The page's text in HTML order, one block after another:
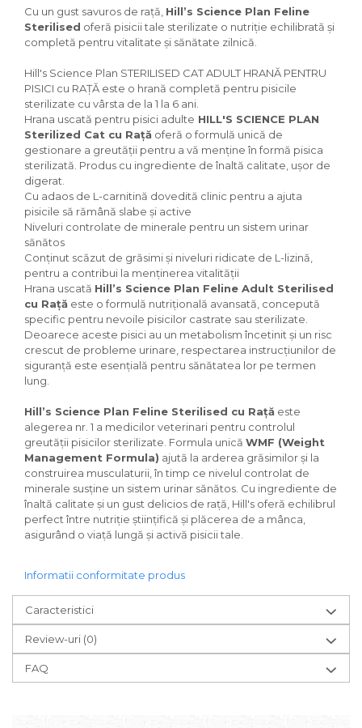
Cu un gust savuros de rață, Hill’s Science Plan Feline
Sterilised oferă pisicii tale sterilizate o nutriție echilibrată și
completă pentru vitalitate și sănătate zilnică.
Hill's Science Plan STERILISED CAT ADULT HRANĂ PENTRU
PISICI cu RAȚĂ este o hrană completă pentru pisicile
sterilizate cu vârsta de la 1 la 6 ani.
Hrana uscată pentru pisici adulte HILL'S SCIENCE PLAN
Sterilized Cat cu Rață oferă o formulă unică de
gestionare a greutăţii pentru a vă menţine în formă pisica
sterilizată. Produs cu ingrediente de înaltă calitate, uşor de
digerat.
Cu adaos de L-carnitină dovedită clinic pentru a ajuta
pisicile să rămână slabe şi active
Niveluri controlate de minerale pentru un sistem urinar
sănătos
Conţinut scăzut de grăsimi şi niveluri ridicate de L-lizină,
pentru a contribui la menţinerea vitalităţii
Hrana uscată Hill’s Science Plan Feline Adult Sterilised
cu Rață este o formulă nutrițională avansată, concepută
specific pentru nevoile pisicilor castrate sau sterilizate.
Deoarece aceste pisici au un metabolism încetinit și un risc
crescut de probleme urinare, respectarea instrucțiunilor de
siguranță este esențială pentru sănătatea lor pe termen
lung.
Hill’s Science Plan Feline Sterilised cu Rață este
alegerea nr. 1 a medicilor veterinari pentru controlul
greutății pisicilor sterilizate. Formula unică WMF (Weight
Management Formula) ajută la arderea grăsimilor și la
construirea musculaturii, în timp ce nivelul controlat de
minerale susține un sistem urinar sănătos. Cu ingrediente de
înaltă calitate și un gust delicios de rață, Hill's oferă echilibrul
perfect între nutriție științifică și plăcerea de a mânca,
asigurând o viață lungă și activă pisicii tale.
Informatii conformitate produs
Caracteristici
Review-uri (0)
FAQ